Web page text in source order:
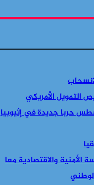
التمويل الأمريكي
حربا جديدة في إثيوبيا